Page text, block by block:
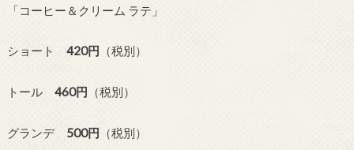
「コーヒー＆クリーム ラテ」
ショート 420円 （税別）
トール 460円 （税別）
グランデ 500円 （税別）